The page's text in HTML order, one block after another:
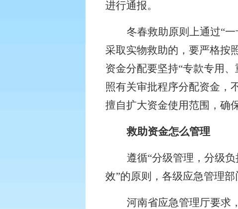
进行通报。
冬春救助原则上通过“
采取实物救助的，要严格按
资金分配要坚持“专款专用
照有关审批程序分配资金，
擅自扩大资金使用范围，确
救助资金怎么管理
遵循“分级管理，分级
效”的原则，各级应急管理
河南省应急管理厅要求